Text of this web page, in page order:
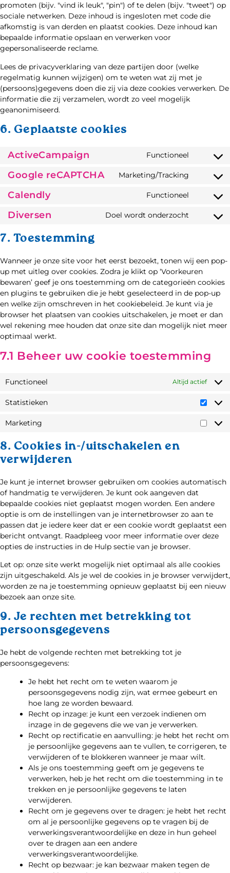
promoten (bijv. "vind ik leuk", "pin") of te delen (bijv. "tweet") op
sociale netwerken. Deze inhoud is ingesloten met code die
afkomstig is van derden en plaatst cookies. Deze inhoud kan
bepaalde informatie opslaan en verwerken voor
gepersonaliseerde reclame.
Lees de privacyverklaring van deze partijen door (welke
regelmatig kunnen wijzigen) om te weten wat zij met je
(persoons)gegevens doen die zij via deze cookies verwerken. De
informatie die zij verzamelen, wordt zo veel mogelijk
geanonimiseerd.
6. Geplaatste cookies
ActiveCampaign Functioneel
Google reCAPTCHA Marketing/Tracking
Calendly Functioneel
Diversen Doel wordt onderzocht
7. Toestemming
Wanneer je onze site voor het eerst bezoekt, tonen wij een pop-
up met uitleg over cookies. Zodra je klikt op ‘Voorkeuren
bewaren’ geef je ons toestemming om de categorieën cookies
en plugins te gebruiken die je hebt geselecteerd in de pop-up
en welke zijn omschreven in het cookiebeleid. Je kunt via je
browser het plaatsen van cookies uitschakelen, je moet er dan
wel rekening mee houden dat onze site dan mogelijk niet meer
optimaal werkt.
7.1 Beheer uw cookie toestemming
Functioneel Altijd actief
Statistieken
Marketing
8. Cookies in-/uitschakelen en
verwijderen
Je kunt je internet browser gebruiken om cookies automatisch
of handmatig te verwijderen. Je kunt ook aangeven dat
bepaalde cookies niet geplaatst mogen worden. Een andere
optie is om de instellingen van je internetbrowser zo aan te
passen dat je iedere keer dat er een cookie wordt geplaatst een
bericht ontvangt. Raadpleeg voor meer informatie over deze
opties de instructies in de Hulp sectie van je browser.
Let op: onze site werkt mogelijk niet optimaal als alle cookies
zijn uitgeschakeld. Als je wel de cookies in je browser verwijdert,
worden ze na je toestemming opnieuw geplaatst bij een nieuw
bezoek aan onze site.
9. Je rechten met betrekking tot
persoonsgegevens
Je hebt de volgende rechten met betrekking tot je
persoonsgegevens:
Je hebt het recht om te weten waarom je
persoonsgegevens nodig zijn, wat ermee gebeurt en
hoe lang ze worden bewaard.
Recht op inzage: je kunt een verzoek indienen om
inzage in de gegevens die we van je verwerken.
Recht op rectificatie en aanvulling: je hebt het recht om
je persoonlijke gegevens aan te vullen, te corrigeren, te
verwijderen of te blokkeren wanneer je maar wilt.
Als je ons toestemming geeft om je gegevens te
verwerken, heb je het recht om die toestemming in te
trekken en je persoonlijke gegevens te laten
verwijderen.
Recht om je gegevens over te dragen: je hebt het recht
om al je persoonlijke gegevens op te vragen bij de
verwerkingsverantwoordelijke en deze in hun geheel
over te dragen aan een andere
verwerkingsverantwoordelijke.
Recht op bezwaar: je kan bezwaar maken tegen de